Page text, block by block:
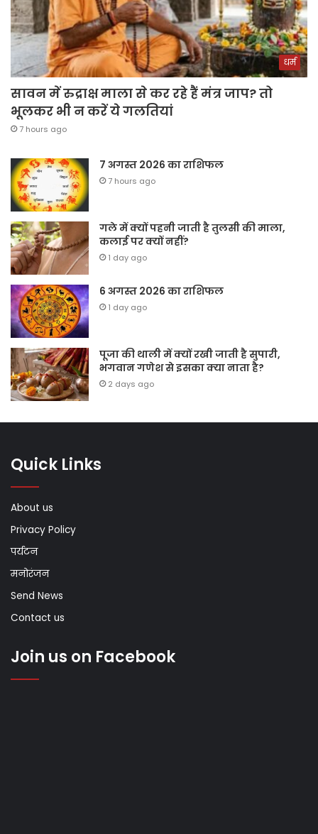
धर्म
सावन में रुद्राक्ष माला से कर रहे हैं मंत्र जाप? तो
भूलकर भी न करें ये गलतियां
7 hours ago
7 अगस्त 2026 का राशिफल
7 hours ago
गले में क्यों पहनी जाती है तुलसी की माला,
कलाई पर क्यों नहीं?
1 day ago
6 अगस्त 2026 का राशिफल
1 day ago
पूजा की थाली में क्यों रखी जाती है सुपारी,
भगवान गणेश से इसका क्या नाता है?
2 days ago
Quick Links
About us
Privacy Policy
पर्यटन
मनोरंजन
Send News
Contact us
Join us on Facebook